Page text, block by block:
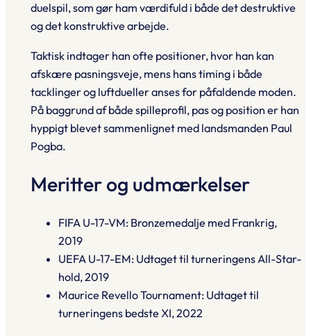
duelspil, som gør ham værdifuld i både det destruktive
og det konstruktive arbejde.
Taktisk indtager han ofte positioner, hvor han kan
afskære pasningsveje, mens hans timing i både
tacklinger og luftdueller anses for påfaldende moden.
På baggrund af både spilleprofil, pas og position er han
hyppigt blevet sammenlignet med landsmanden Paul
Pogba.
Meritter og udmærkelser
FIFA U-17-VM: Bronzemedalje med Frankrig,
2019
UEFA U-17-EM: Udtaget til turneringens All-Star-
hold, 2019
Maurice Revello Tournament: Udtaget til
turneringens bedste XI, 2022